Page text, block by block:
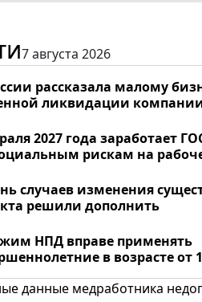
7 августа 2026
рассказала малому
ликвидации
2027 года заработает
рискам на
случаев изменения
решили дополнить
НПД вправе применять
в возрасте от
данные медработника